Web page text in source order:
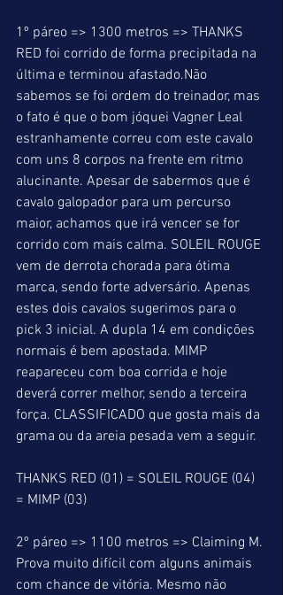
1º páreo => 1300 metros => THANKS
RED foi corrido de forma precipitada na
última e terminou afastado.Não
sabemos se foi ordem do treinador, mas
o fato é que o bom jóquei Vagner Leal
estranhamente correu com este cavalo
com uns 8 corpos na frente em ritmo
alucinante. Apesar de sabermos que é
cavalo galopador para um percurso
maior, achamos que irá vencer se for
corrido com mais calma. SOLEIL ROUGE
vem de derrota chorada para ótima
marca, sendo forte adversário. Apenas
estes dois cavalos sugerimos para o
pick 3 inicial. A dupla 14 em condições
normais é bem apostada. MIMP
reapareceu com boa corrida e hoje
deverá correr melhor, sendo a terceira
força. CLASSIFICADO que gosta mais da
grama ou da areia pesada vem a seguir.
THANKS RED (01) = SOLEIL ROUGE (04)
= MIMP (03)
2º páreo => 1100 metros => Claiming M.
Prova muito difícil com alguns animais
com chance de vitória. Mesmo não